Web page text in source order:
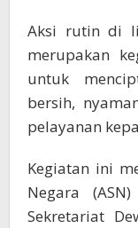
Aksi rutin di
merupakan
untuk
bersih,
pelayanan
Kegiatan ini
Negara
Sekretariat